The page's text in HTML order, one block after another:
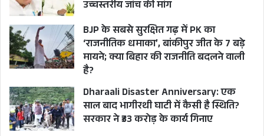
उच्चस्तरीय जांच की मांग
BJP के सबसे सुरक्षित गढ़ में PK का
‘राजनीतिक धमाका’, बांकीपुर जीत के 7 बड़े
मायने; क्या बिहार की राजनीति बदलने वाली
है?
Dharaali Disaster Anniversary: एक
साल बाद भागीरथी घाटी में कैसी है स्थिति?
सरकार ने ₹33 करोड़ के कार्य गिनाए